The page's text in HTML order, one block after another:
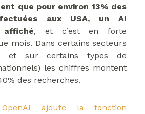
que pour environ 13% des
aux USA, un AI
, et c’est en forte
mois. Dans certains secteurs
et sur certains types de
les chiffres montent
des recherches.
OpenAI ajoute la fonction